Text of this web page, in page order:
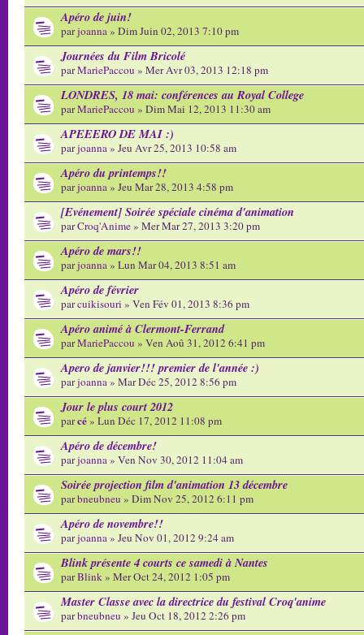
Apéro de juin!
parjoanna» Dim Juin 02, 2013 7:10 pm
Journées du Film Bricolé
parMariePaccou » Mer Avr 03, 2013 12:18 pm
LONDRES, 18 mai: conférences au Royal College
parMariePaccou » Dim Mai 12, 2013 11:30 am
APEEERO DE MAI :)
parjoanna» Jeu Avr 25, 2013 10:58 am
Apéro du printemps!!
parjoanna» Jeu Mar 28, 2013 4:58 pm
[Evénement] Soirée spéciale cinéma d'animation
parCroq'Anime» Mer Mar 27, 2013 3:20 pm
Apéro de mars!!
parjoanna» Lun Mar 04, 2013 8:51 am
Apéro de février
parcuikisouri » Ven Fév 01, 2013 8:36 pm
Apéro animé à Clermont-Ferrand
parMariePaccou » Ven Aoû 31, 2012 6:41 pm
Apero de janvier!!! premier de l'année :)
parjoanna» Mar Déc 25, 2012 8:56 pm
Jour le plus court 2012
parcé» Lun Déc 17, 2012 11:08 pm
Apéro de décembre!
parjoanna» Ven Nov 30, 2012 11:04 am
Soirée projection film d'animation 13 décembre
parbneubneu » Dim Nov 25, 2012 6:11 pm
Apéro de novembre!!
parjoanna» Jeu Nov 01, 2012 9:24 am
Blink présente 4 courts ce samedi à Nantes
parBlink» Mer Oct 24, 2012 1:05 pm
Master Classe avec la directrice du festival Croq'anime
parbneubneu » Jeu Oct 18, 2012 2:26 pm